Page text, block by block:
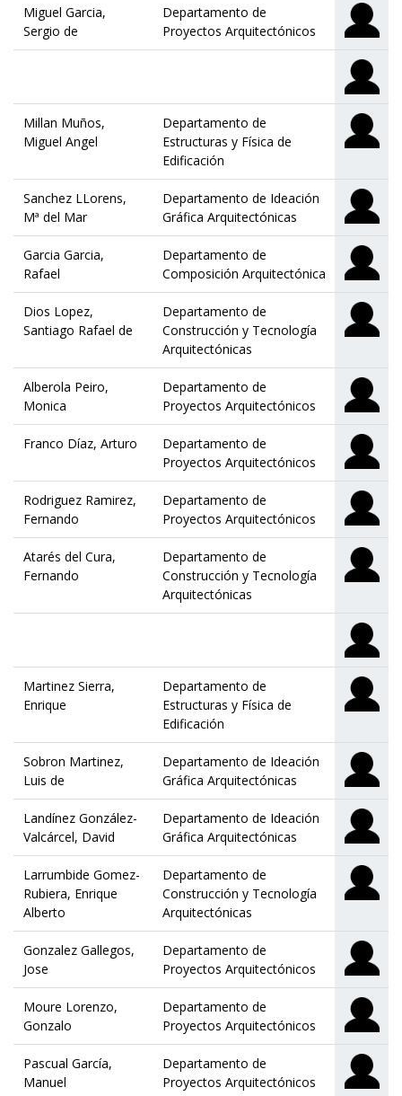
Miguel Garcia,
Sergio de
Departamento de
Proyectos Arquitectónicos
Millan Muños,
Miguel Angel
Departamento de
Estructuras y Física de
Edificación
Sanchez LLorens,
Mª del Mar
Departamento de Ideación
Gráfica Arquitectónicas
Garcia Garcia,
Rafael
Departamento de
Composición Arquitectónica
Dios Lopez,
Santiago Rafael de
Departamento de
Construcción y Tecnología
Arquitectónicas
Alberola Peiro,
Monica
Departamento de
Proyectos Arquitectónicos
Franco Díaz, Arturo
Departamento de
Proyectos Arquitectónicos
Rodriguez Ramirez,
Fernando
Departamento de
Proyectos Arquitectónicos
Atarés del Cura,
Fernando
Departamento de
Construcción y Tecnología
Arquitectónicas
Martinez Sierra,
Enrique
Departamento de
Estructuras y Física de
Edificación
Sobron Martinez,
Luis de
Departamento de Ideación
Gráfica Arquitectónicas
Landínez González-
Valcárcel, David
Departamento de Ideación
Gráfica Arquitectónicas
Larrumbide Gomez-
Rubiera, Enrique
Alberto
Departamento de
Construcción y Tecnología
Arquitectónicas
Gonzalez Gallegos,
Jose
Departamento de
Proyectos Arquitectónicos
Moure Lorenzo,
Gonzalo
Departamento de
Proyectos Arquitectónicos
Pascual García,
Manuel
Departamento de
Proyectos Arquitectónicos